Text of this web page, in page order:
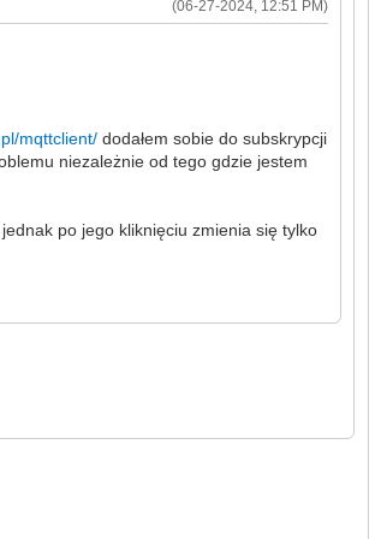
(06-27-2024, 12:51 PM)
mqttclient/ dodałem sobie do subskrypcji
niezależnie od tego gdzie jestem
po jego kliknięciu zmienia się tylko